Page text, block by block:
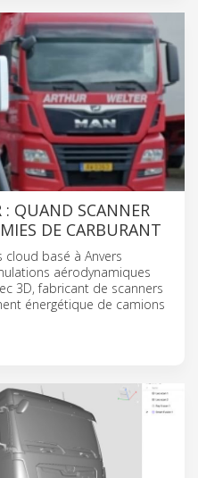
QUAND SCANNER
DE CARBURANT
cloud basé à Anvers
aérodynamiques
3D, fabricant de scanners
énergétique de camions